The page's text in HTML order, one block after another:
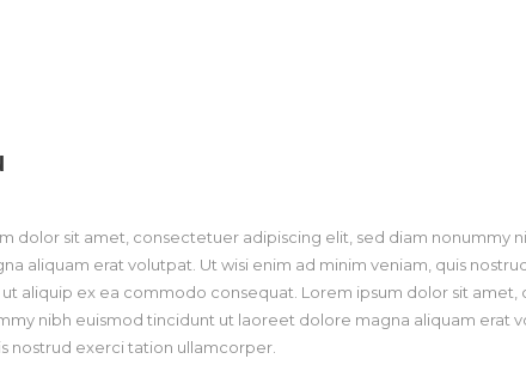
dolor sit amet, consectetuer adipiscing elit, sed diam nonummy
aliquam erat volutpat. Ut wisi enim ad minim veniam, quis
ut aliquip ex ea commodo consequat. Lorem ipsum dolor sit
nibh euismod tincidunt ut laoreet dolore magna aliquam erat
nostrud exerci tation ullamcorper.